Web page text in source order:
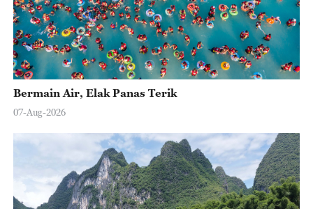
Bermain Air, Elak Panas Terik
07-Aug-2026